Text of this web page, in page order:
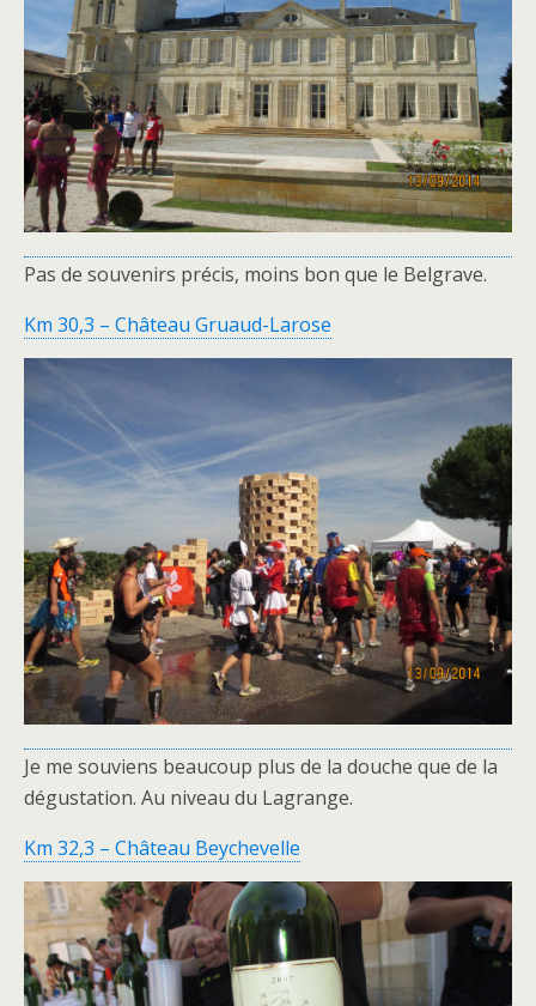
Pas de souvenirs précis, moins bon que le Belgrave.
Km 30,3 – Château Gruaud-Larose
Je me souviens beaucoup plus de la douche que de la
dégustation. Au niveau du Lagrange.
Km 32,3 – Château Beychevelle